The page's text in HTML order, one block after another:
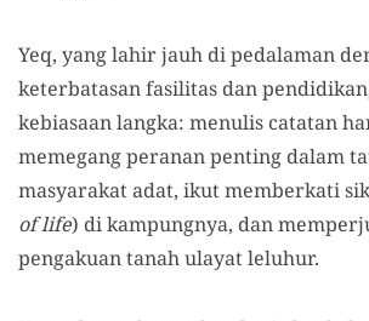
Yeq, yang lahir jauh di pedalaman
keterbatasan fasilitas dan
kebiasaan langka: menulis catatan
memegang peranan penting dalam
masyarakat adat, ikut memberkati
of life) di kampungnya, dan
pengakuan tanah ulayat leluhur.